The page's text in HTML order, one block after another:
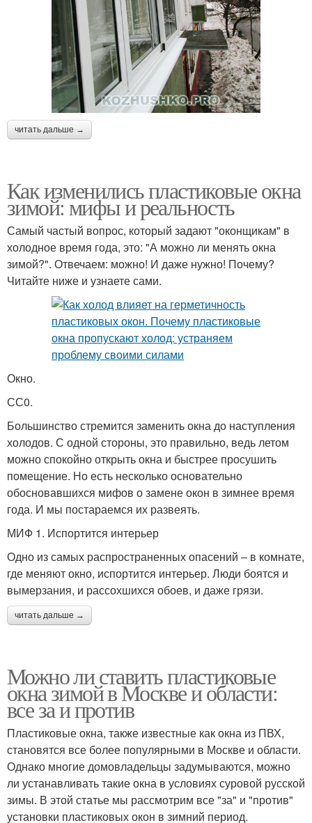
читать дальше →
Как изменились пластиковые окна
зимой: мифы и реальность
Самый частый вопрос, который задают "оконщикам" в
холодное время года, это: "А можно ли менять окна
зимой?". Отвечаем: можно! И даже нужно! Почему?
Читайте ниже и узнаете сами.
Окно.
СС0.
Большинство стремится заменить окна до наступления
холодов. С одной стороны, это правильно, ведь летом
можно спокойно открыть окна и быстрее просушить
помещение. Но есть несколько основательно
обосновавшихся мифов о замене окон в зимнее время
года. И мы постараемся их развеять.
МИФ 1. Испортится интерьер
Одно из самых распространенных опасений – в комнате,
где меняют окно, испортится интерьер. Люди боятся и
вымерзания, и рассохшихся обоев, и даже грязи.
читать дальше →
Можно ли ставить пластиковые
окна зимой в Москве и области:
все за и против
Пластиковые окна, также известные как окна из ПВХ,
становятся все более популярными в Москве и области.
Однако многие домовладельцы задумываются, можно
ли устанавливать такие окна в условиях суровой русской
зимы. В этой статье мы рассмотрим все "за" и "против"
установки пластиковых окон в зимний период.